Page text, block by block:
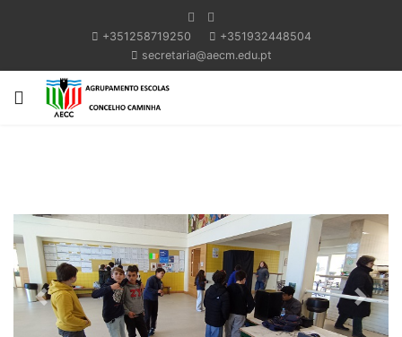
+351258719250
+351932448504
secretaria@aecm.edu.pt
Previous Next